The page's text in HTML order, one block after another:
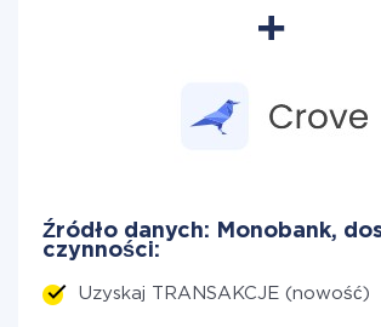
Źródło danych: Monobank,
czynności:
Uzyskaj TRANSAKCJE (nowość)